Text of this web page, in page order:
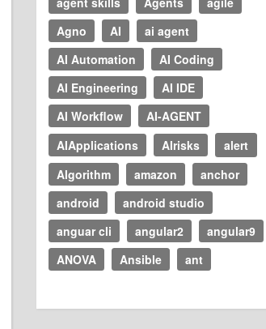
Agno
AI
ai agent
AI Automation
AI Coding
AI Engineering
AI IDE
AI Workflow
AI-AGENT
AIApplications
AIrisks
alert
Algorithm
amazon
anchor
android
android studio
anguar cli
angular2
angular9
ANOVA
Ansible ant